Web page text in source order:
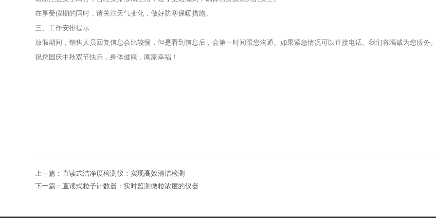
在享受假期的同时，请关注天气变化，做好防寒保暖措施。
三、工作安排提示
放假期间，销售人员回复信息会比较慢，但是看到信息后，会第一时间跟您沟通。如果紧急情况可以直接电话。我们将竭诚为您服务。
祝您国庆中秋双节快乐，身体健康，阖家幸福！
上一篇： 直读式洁净度检测仪：实现高效清洁检测
下一篇： 直读式粒子计数器：实时监测微粒浓度的仪器